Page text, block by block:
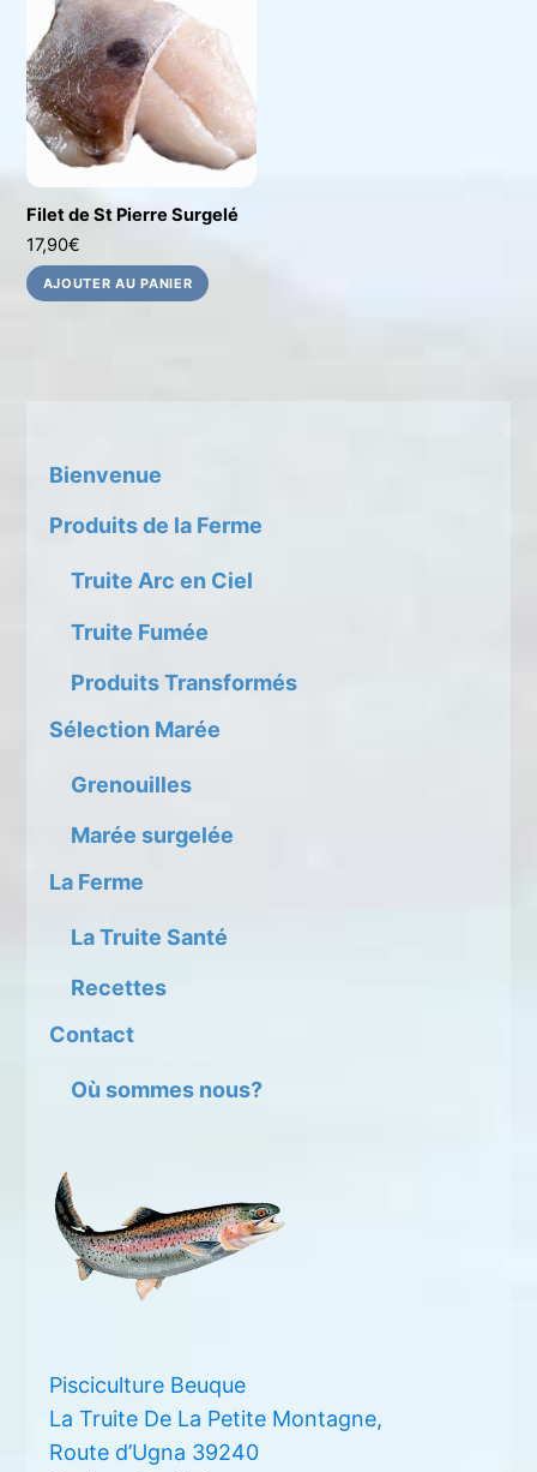
Filet de St Pierre Surgelé
17,90€
AJOUTER AU PANIER
Bienvenue
Produits de la Ferme
Truite Arc en Ciel
Truite Fumée
Produits Transformés
Sélection Marée
Grenouilles
Marée surgelée
La Ferme
La Truite Santé
Recettes
Contact
Où sommes nous?
Pisciculture Beuque
La Truite De La Petite Montagne,
Route d’Ugna 39240